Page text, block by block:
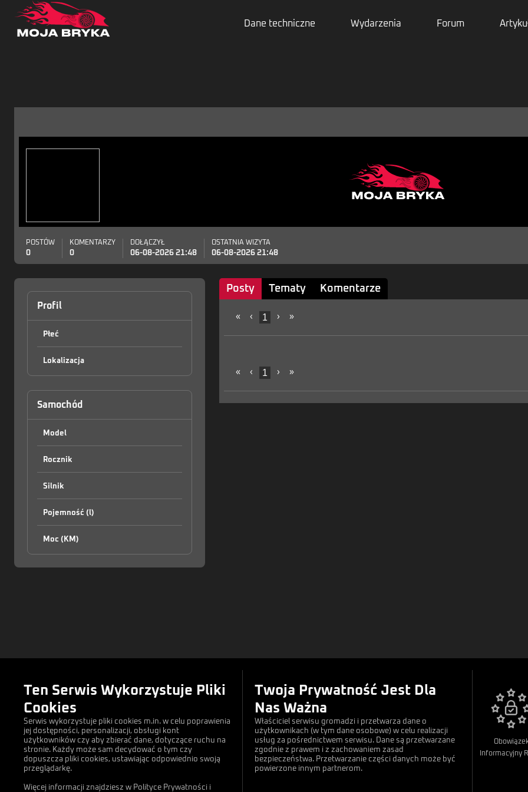
Dane techniczne Wydarzenia Forum
POSTÓW
0
KOMENTARZY
0
DOŁĄCZYŁ
06-08-2026 21:48
OSTATNIA WIZYTA
06-08-2026 21:48
Profil
Płeć
Lokalizacja
Samochód
Model
Rocznik
Silnik
Pojemność (l)
Moc (KM)
Posty Tematy Komentarze
« ‹ 1 › »
« ‹ 1 › »
Artykuły
Wyszukiwarka
Regulamin
Rodo
Ten Serwis Wykorzystuje Pliki
Cookies
Serwis wykorzystuje pliki cookies m.in. w celu poprawienia
jej dostępności, personalizacji, obsługi kont
użytkowników czy aby zbierać dane, dotyczące ruchu na
stronie. Każdy może sam decydować o tym czy
dopuszcza pliki cookies, ustawiając odpowiednio swoją
przeglądarkę.
Więcej informacji znajdziesz w Polityce Prywatności i
Twoja Prywatność Jest Dla
Nas Ważna
Właściciel serwisu gromadzi i przetwarza dane o
użytkownikach (w tym dane osobowe) w celu realizacji
usług za pośrednictwem serwisu. Dane są przetwarzane
zgodnie z prawem i z zachowaniem zasad
bezpieczeństwa. Przetwarzanie części danych może być
powierzone innym partnerom.
Informacyjny